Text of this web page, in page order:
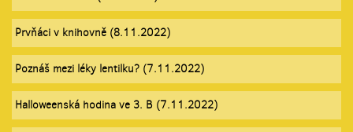
Prvňáci v knihovně (8.11.2022)
Poznáš mezi léky lentilku? (7.11.2022)
Halloweenská hodina ve 3. B (7.11.2022)